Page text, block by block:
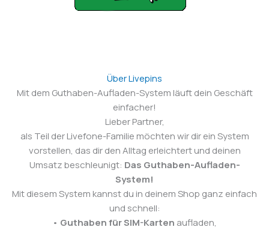
Über Livepins
Mit dem Guthaben-Aufladen-System läuft dein Geschäft
einfacher!
Lieber Partner,
als Teil der Livefone-Familie möchten wir dir ein System
vorstellen, das dir den Alltag erleichtert und deinen
Umsatz beschleunigt: Das Guthaben-Aufladen-
System!
Mit diesem System kannst du in deinem Shop ganz einfach
und schnell:
• Guthaben für SIM-Karten aufladen,